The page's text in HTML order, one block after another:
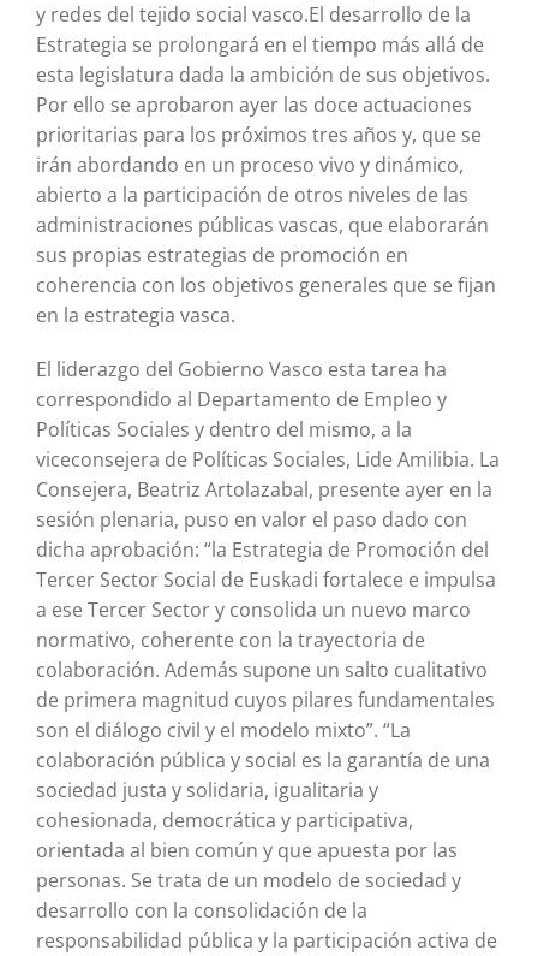
y redes del tejido social vasco.El desarrollo de la
Estrategia se prolongará en el tiempo más allá de
esta legislatura dada la ambición de sus objetivos.
Por ello se aprobaron ayer las doce actuaciones
prioritarias para los próximos tres años y, que se
irán abordando en un proceso vivo y dinámico,
abierto a la participación de otros niveles de las
administraciones públicas vascas, que elaborarán
sus propias estrategias de promoción en
coherencia con los objetivos generales que se fijan
en la estrategia vasca.
El liderazgo del Gobierno Vasco esta tarea ha
correspondido al Departamento de Empleo y
Políticas Sociales y dentro del mismo, a la
viceconsejera de Políticas Sociales, Lide Amilibia. La
Consejera, Beatriz Artolazabal, presente ayer en la
sesión plenaria, puso en valor el paso dado con
dicha aprobación: “la Estrategia de Promoción del
Tercer Sector Social de Euskadi fortalece e impulsa
a ese Tercer Sector y consolida un nuevo marco
normativo, coherente con la trayectoria de
colaboración. Además supone un salto cualitativo
de primera magnitud cuyos pilares fundamentales
son el diálogo civil y el modelo mixto”. “La
colaboración pública y social es la garantía de una
sociedad justa y solidaria, igualitaria y
cohesionada, democrática y participativa,
orientada al bien común y que apuesta por las
personas. Se trata de un modelo de sociedad y
desarrollo con la consolidación de la
responsabilidad pública y la participación activa de